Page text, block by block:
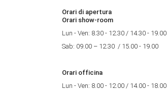
Orari di apertura
Orari show-room
Lun - Ven: 8.30 - 12.30 / 14.30 - 19.00
Sab: 09.00 – 12.30 / 15.00 - 19.00
Orari officina
Lun - Ven: 8.00 - 12.00 / 14.00 - 18.00